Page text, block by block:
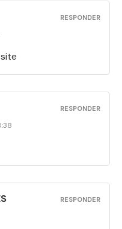
RESPONDER
RESPONDER
RESPONDER